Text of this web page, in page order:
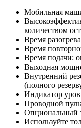
Мобильная
количеством
Время
Время
Время подачи:
Выходная
Внутренний
(полного
Индикатор
Проводной
Опциональный
Используйте